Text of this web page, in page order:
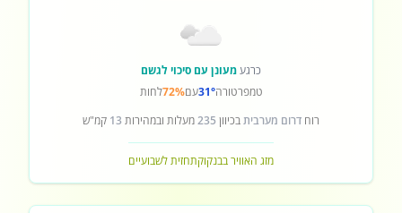
כרגעמעונן עם סיכוי לגשם
טמפרטורה31°עם72%לחות
רוח דרום מערביתבכיוון 235מעלות ובמהירות 13 קמ"ש
מזג האוויר בבנקוקתחזית לשבועיים